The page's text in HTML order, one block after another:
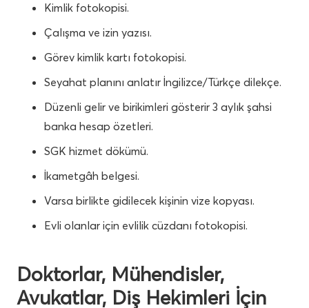
Kimlik fotokopisi.
Çalışma ve izin yazısı.
Görev kimlik kartı fotokopisi.
Seyahat planını anlatır İngilizce/Türkçe dilekçe.
Düzenli gelir ve birikimleri gösterir 3 aylık şahsi
banka hesap özetleri.
SGK hizmet dökümü.
İkametgâh belgesi.
Varsa birlikte gidilecek kişinin vize kopyası.
Evli olanlar için evlilik cüzdanı fotokopisi.
Doktorlar, Mühendisler,
Avukatlar, Diş Hekimleri İçin